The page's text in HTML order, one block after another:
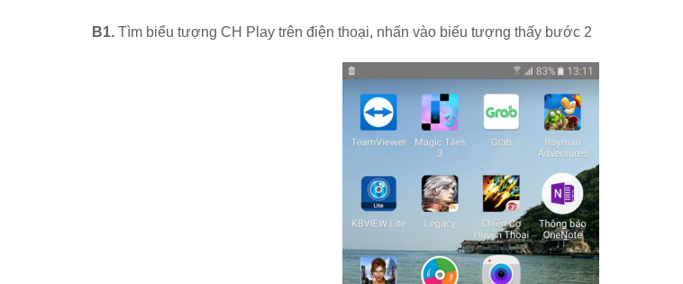
B1. Tìm biểu tượng CH Play trên điện thoại, nhấn vào biếu tượng thấy bước 2